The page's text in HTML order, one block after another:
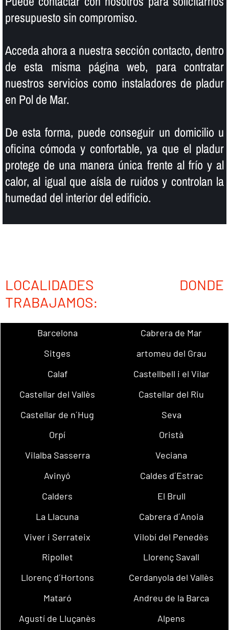
presupuesto sin compromiso.
Acceda ahora a nuestra sección contacto, dentro
de esta misma página web, para contratar
nuestros servicios como instaladores de pladur
en Pol de Mar.
De esta forma, puede conseguir un domicilio u
oficina cómoda y confortable, ya que el pladur
protege de una manera única frente al frí­o y al
calor, al igual que aí­sla de ruidos y controlan la
humedad del interior del edificio.
LOCALIDADES DONDE
TRABAJAMOS:
Barcelona
Cabrera de Mar
Sitges
artomeu del Grau
Calaf
Castellbell i el Vilar
Castellar del Vallès
Castellar del Riu
Castellar de n´Hug
Seva
Orpí
Oristà
Vilalba Sasserra
Veciana
Avinyó
Caldes d´Estrac
Calders
El Brull
La Llacuna
Cabrera d´Anoia
Viver i Serrateix
Vilobí del Penedès
Ripollet
Llorenç Savall
Llorenç d´Hortons
Cerdanyola del Vallès
Mataró
Andreu de la Barca
Agustí de Lluçanès
Alpens